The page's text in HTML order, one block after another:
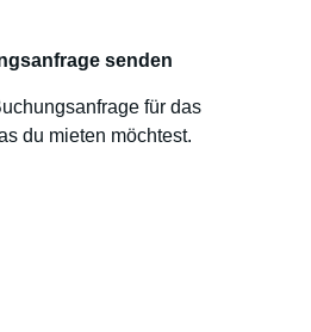
senden
für das
du mieten möchtest.